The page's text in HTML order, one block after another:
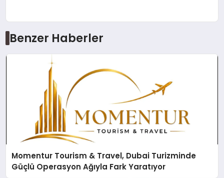
Benzer Haberler
Momentur Tourism & Travel, Dubai Turizminde
Güçlü Operasyon Ağıyla Fark Yaratıyor